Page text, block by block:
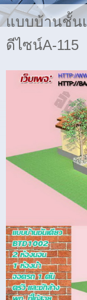
แบบบ้านชั้น
ดีไซน์A-115